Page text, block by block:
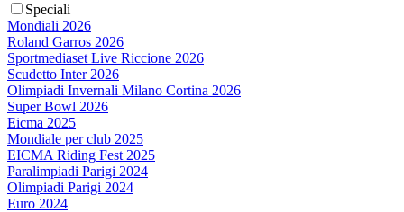
Speciali
Mondiali 2026
Roland Garros 2026
Sportmediaset Live Riccione 2026
Scudetto Inter 2026
Olimpiadi Invernali Milano Cortina 2026
Super Bowl 2026
Eicma 2025
Mondiale per club 2025
EICMA Riding Fest 2025
Paralimpiadi Parigi 2024
Olimpiadi Parigi 2024
Euro 2024